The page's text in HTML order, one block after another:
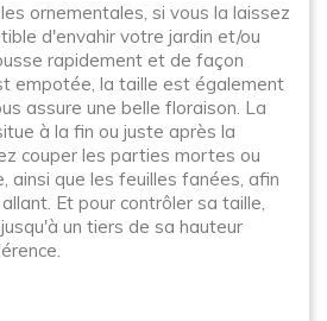
ornementales, si vous la laissez
d'envahir votre jardin et/ou
rapidement et de façon
empotée, la taille est également
assure une belle floraison. La
à la fin ou juste après la
couper les parties mortes ou
ainsi que les feuilles fanées, afin
Et pour contrôler sa taille,
un tiers de sa hauteur